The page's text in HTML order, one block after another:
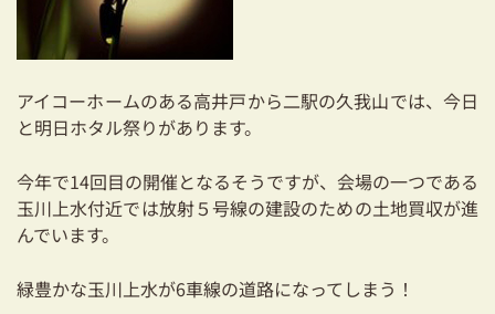
リフォーム・リノベーションをお考えの方
必見！土地からお探しの方へ
資金計画についてのご相談
ショールーム
採用情報
アイコーホームのある高井戸から二駅の久我山では、今日
と明日ホタル祭りがあります。
今年で14回目の開催となるそうですが、会場の一つである
玉川上水付近では放射５号線の建設のための土地買収が進
んでいます。
緑豊かな玉川上水が6車線の道路になってしまう！